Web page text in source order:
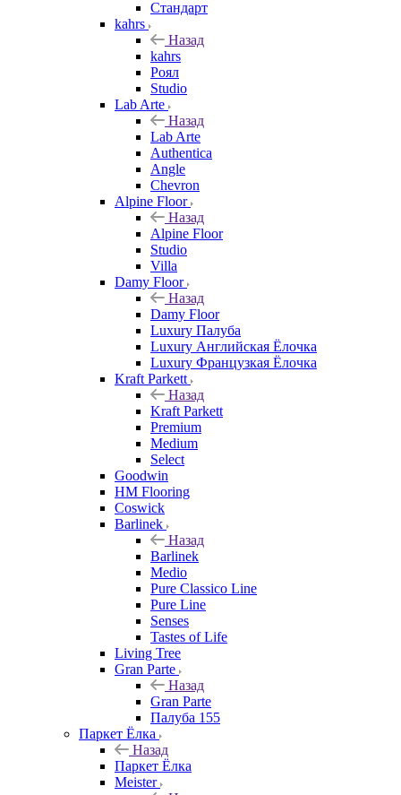
Стандарт
kahrs
Назад
kahrs
Роял
Studio
Lab Arte
Назад
Lab Arte
Authentica
Angle
Chevron
Alpine Floor
Назад
Alpine Floor
Studio
Villa
Damy Floor
Назад
Damy Floor
Luxury Палуба
Luxury Английская Ёлочка
Luxury Французкая Ёлочка
Kraft Parkett
Назад
Kraft Parkett
Premium
Medium
Select
Goodwin
HM Flooring
Coswick
Barlinek
Назад
Barlinek
Medio
Pure Classico Line
Pure Line
Senses
Tastes of Life
Living Tree
Gran Parte
Назад
Gran Parte
Палуба 155
Паркет Ёлка
Назад
Паркет Ёлка
Meister